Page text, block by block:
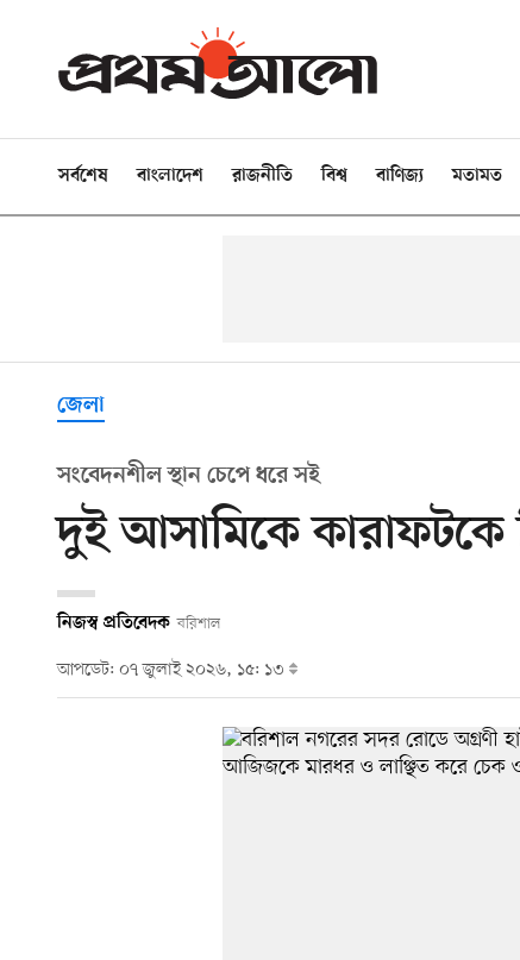
সর্বশেষ বাংলাদেশ রাজনীতি বিশ্ব বাণিজ্য মতামত
জেলা
সংবেদনশীল স্থান চেপে ধরে সই
দুই আসামিকে কারাফটকে
নিজস্ব প্রতিবেদক বরিশাল
আপডেট: ০৭ জুলাই ২০২৬, ১৫: ১৩